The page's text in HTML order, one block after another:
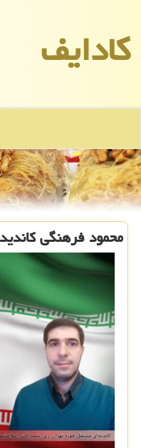
كادایف
محمود فرهنگی